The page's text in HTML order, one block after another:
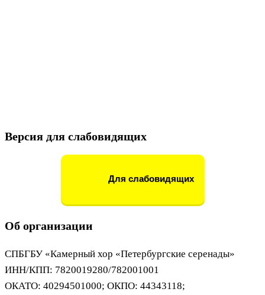
Версия для слабовидящих
Для слабовидящих
Об организации
СПБГБУ «Камерный хор «Петербургские серенады»
ИНН/КПП: 7820019280/782001001
ОКАТО: 40294501000; ОКПО: 44343118;